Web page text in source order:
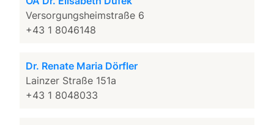
Versorgungsheimstraße 6
+43 1 8046148
Dr. Renate Maria Dörfler
Lainzer Straße 151a
+43 1 8048033